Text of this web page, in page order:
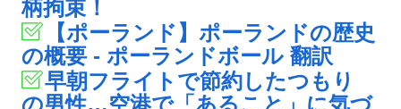
柄拘束！
【ポーランド】ポーランドの歴史
の概要 - ポーランドボール 翻訳
早朝フライトで節約したつもり
の男性…空港で「あること」に気づ